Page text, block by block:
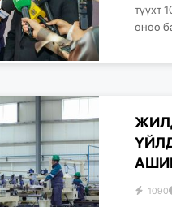
түүхт
өнөө
1090